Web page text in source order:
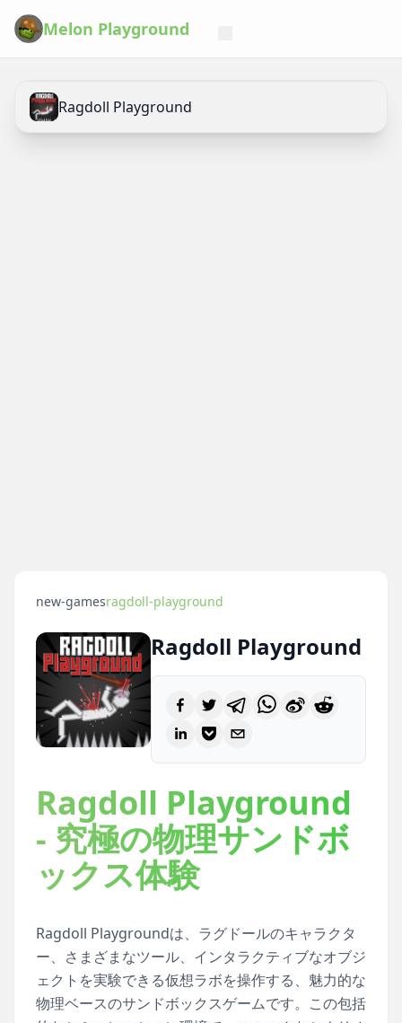
Melon Playground
Ragdoll Playground
new-gamesragdoll-playground
Ragdoll Playground
Ragdoll Playground
- 究極の物理サンドボ
ックス体験
Ragdoll Playgroundは、ラグドールのキャラクタ
ー、さまざまなツール、インタラクティブなオブジ
ェクトを実験できる仮想ラボを操作する、魅力的な
物理ベースのサンドボックスゲームです。この包括